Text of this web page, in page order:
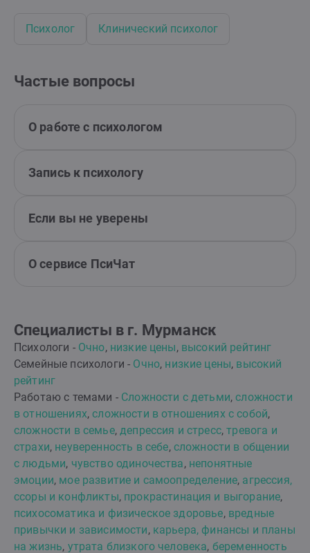
Психолог Клинический психолог
Частые вопросы
О работе с психологом
Запись к психологу
Если вы не уверены
О сервисе ПсиЧат
Специалисты в г. Мурманск
Психологи - Очно, низкие цены, высокий рейтинг
Семейные психологи - Очно, низкие цены, высокий
рейтинг
Работаю с темами - Сложности с детьми,сложности
в отношениях,сложности в отношениях с собой,
сложности в семье,депрессия и стресс,тревога и
страхи, неуверенность в себе, сложности в общении
с людьми, чувство одиночества, непонятные
эмоции, мое развитие и самоопределение, агрессия,
ссоры и конфликты, прокрастинация и выгорание,
психосоматика и физическое здоровье, вредные
привычки и зависимости, карьера, финансы и планы
на жизнь, утрата близкого человека, беременность